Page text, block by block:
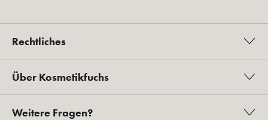
Rechtliches
Über Kosmetikfuchs
Weitere Fragen?